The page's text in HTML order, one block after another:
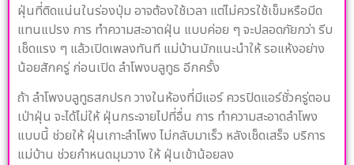
ฝุ่นที่ติดแน่นในร่องปุ่ม อาจต้องใช้เวลา แต่ไม่ควรใช้เข็มหรือมีด
แทนแปรง การ ทำความสะอาดฝุ่น แบบค่อย ๆ จะปลอดภัยกว่า รีบ
เช็ดแรง ๆ แล้วเปิดเพลงทันที แม่บ้านมักแนะนำให้ รอแห้งอย่าง
น้อยสักครู่ ก่อนเปิด ลำโพงบลูทูธ อีกครั้ง
ถ้า ลำโพงบลูทูธสกปรก วางในห้องที่มีแอร์ ควรปิดแอร์ชั่วครู่ตอน
เป่าฝุ่น จะได้ไม่ให้ ฝุ่นกระจายไปที่อื่น การ ทำความสะอาดลำโพง
แบบนี้ ช่วยให้ ฝุ่นเกาะลำโพง ไม่กลับมาเร็ว หลังเช็ดเสร็จ บริการ
แม่บ้าน ช่วยกำหนดมุมวาง ให้ ฝุ่นเข้าน้อยลง